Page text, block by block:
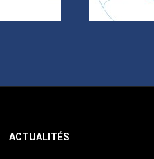
ACTUALITÉS